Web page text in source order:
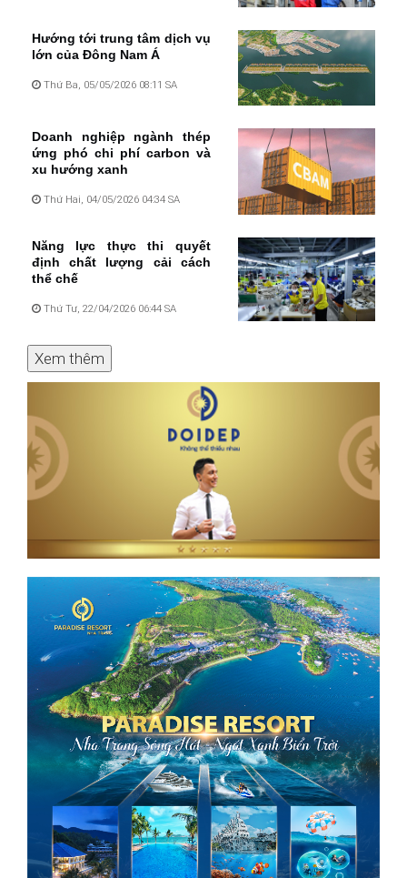
Hướng tới trung tâm dịch vụ
lớn của Đông Nam Á
Thứ Ba, 05/05/2026 08:11 SA
Doanh nghiệp ngành thép
ứng phó chi phí carbon và
xu hướng xanh
Thứ Hai, 04/05/2026 04:34 SA
Năng lực thực thi quyết
định chất lượng cải cách
thể chế
Thứ Tư, 22/04/2026 06:44 SA
Xem thêm